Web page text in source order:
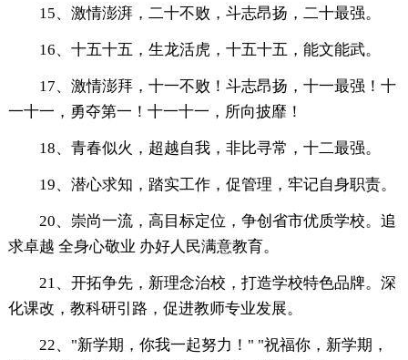
15、激情澎湃，二十不败，斗志昂扬，二十最强。
16、十五十五，生龙活虎，十五十五，能文能武。
17、激情澎拜，十一不败！斗志昂扬，十一最强！十
一十一，勇夺第一！十一十一，所向披靡！
18、青春似火，超越自我，非比寻常，十二最强。
19、潜心求知，踏实工作，促管理，牢记自身职责。
20、崇尚一流，高目标定位，争创省市优质学校。追
求卓越 全身心敬业 办好人民满意教育。
21、开拓争先，新理念治校，打造学校特色品牌。深
化课改，教科研引路，促进教师专业发展。
22、"新学期，你我一起努力！" "祝福你，新学期，